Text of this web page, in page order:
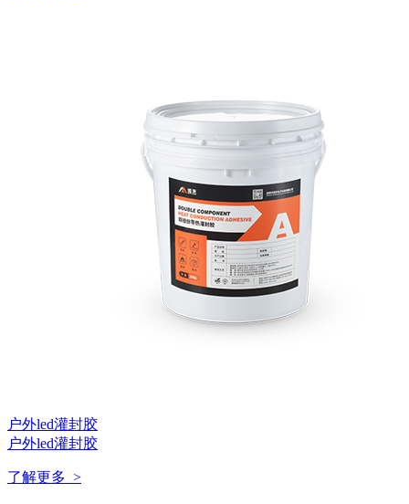
户外led灌封胶
户外led灌封胶
了解更多 >